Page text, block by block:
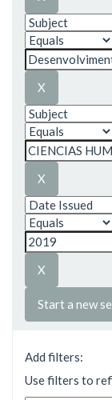
Start a new
Add filters:
Use filters to